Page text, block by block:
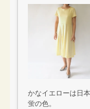
かなイエローは日
蛍の色。